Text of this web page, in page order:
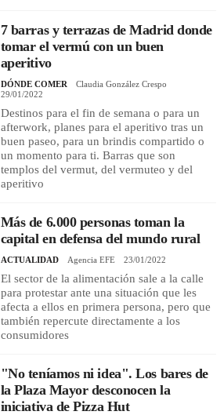
7 barras y terrazas de Madrid donde
tomar el vermú con un buen
aperitivo
DÓNDE COMER
Claudia González Crespo
29/01/2022
Destinos para el fin de semana o para un
afterwork, planes para el aperitivo tras un
buen paseo, para un brindis compartido o
un momento para ti. Barras que son
templos del vermut, del vermuteo y del
aperitivo
Más de 6.000 personas toman la
capital en defensa del mundo rural
ACTUALIDAD Agencia EFE 23/01/2022
El sector de la alimentación sale a la calle
para protestar ante una situación que les
afecta a ellos en primera persona, pero que
también repercute directamente a los
consumidores
"No teníamos ni idea". Los bares de
la Plaza Mayor desconocen la
iniciativa de Pizza Hut